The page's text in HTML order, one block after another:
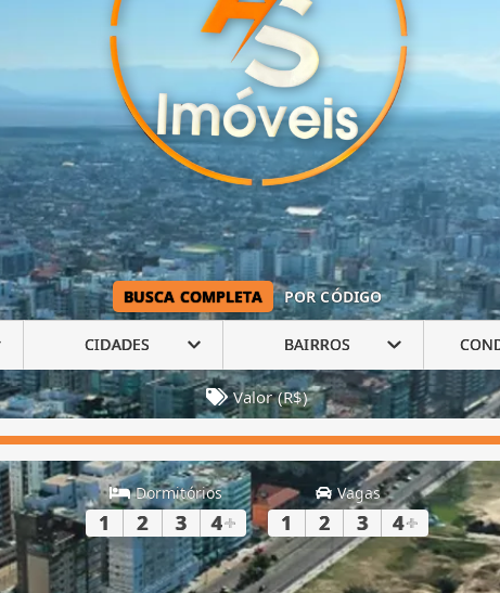
BUSCA COMPLETA POR CÓDIGO
CIDADES BAIRROS
Valor (R$)
Dormitórios
1 2 3 4+
Vagas
1 2 3 4+